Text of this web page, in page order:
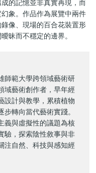
的記憶並非真實再現，而
象。作品作為展覽中兩件
像、現場的百合花裝置形
昧而不穩定的邊界。
師範大學跨領域藝術研
域藝術創作者，早年經
設計與教學，累積植物
轉向當代藝術實踐。
義與虛擬性的議題為核
驗，探索陰性敘事與非
注自然、科技與感知經